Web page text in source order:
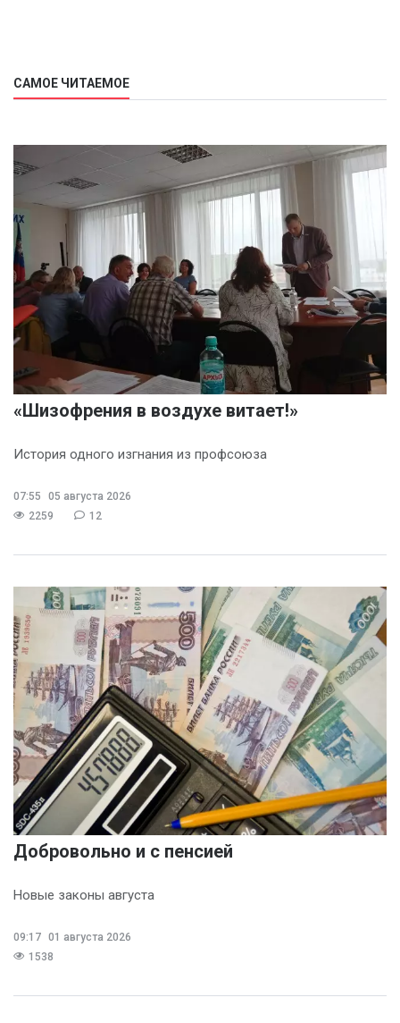
САМОЕ ЧИТАЕМОЕ
«Шизофрения в воздухе витает!»
История одного изгнания из профсоюза
07:55
05 августа 2026
2259
12
Добровольно и с пенсией
Новые законы августа
09:17 01 августа 2026
1538